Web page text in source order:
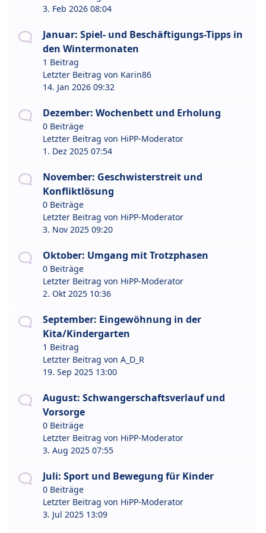
3. Feb 2026 08:04
Januar: Spiel- und Beschäftigungs-Tipps in
den Wintermonaten
1 Beitrag
Letzter Beitrag von Karin86
14. Jan 2026 09:32
Dezember: Wochenbett und Erholung
0 Beiträge
Letzter Beitrag von HiPP-Moderator
1. Dez 2025 07:54
November: Geschwisterstreit und
Konfliktlösung
0 Beiträge
Letzter Beitrag von HiPP-Moderator
3. Nov 2025 09:20
Oktober: Umgang mit Trotzphasen
0 Beiträge
Letzter Beitrag von HiPP-Moderator
2. Okt 2025 10:36
September: Eingewöhnung in der
Kita/Kindergarten
1 Beitrag
Letzter Beitrag von A_D_R
19. Sep 2025 13:00
August: Schwangerschaftsverlauf und
Vorsorge
0 Beiträge
Letzter Beitrag von HiPP-Moderator
3. Aug 2025 07:55
Juli: Sport und Bewegung für Kinder
0 Beiträge
Letzter Beitrag von HiPP-Moderator
3. Jul 2025 13:09